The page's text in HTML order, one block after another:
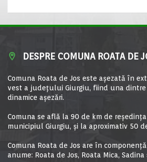
DESPRE COMUNA ROATA DE
Comuna Roata de Jos este aşezată în
vest a judeţului Giurgiu, fiind una dintre
dinamice aşezări.
Comuna se află la 90 de km de
municipiul Giurgiu, şi la aproximativ 50
Comuna Roata de Jos are în
anume: Roata de Jos, Roata Mica, Sadina